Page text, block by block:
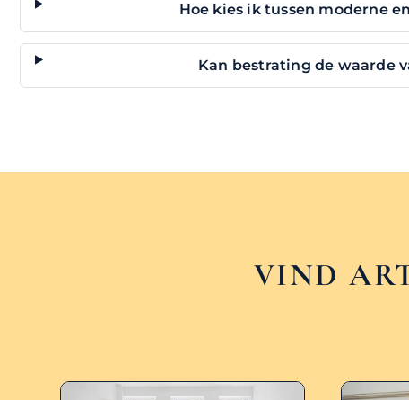
Hoe kies ik tussen moderne
Kan bestrating de waarde
VIND